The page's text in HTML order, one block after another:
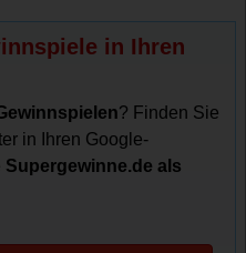
in Ihren
? Finden Sie
in Ihren Google-
Supergewinne.de als